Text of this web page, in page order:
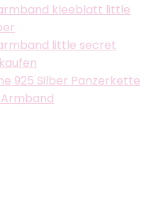
kleeblatt little
little secret
925 Silber Panzerkette